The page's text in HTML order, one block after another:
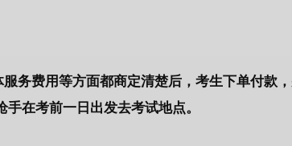
务费用等方面都商定清楚后，考生下单付款
在考前一日出发去考试地点。